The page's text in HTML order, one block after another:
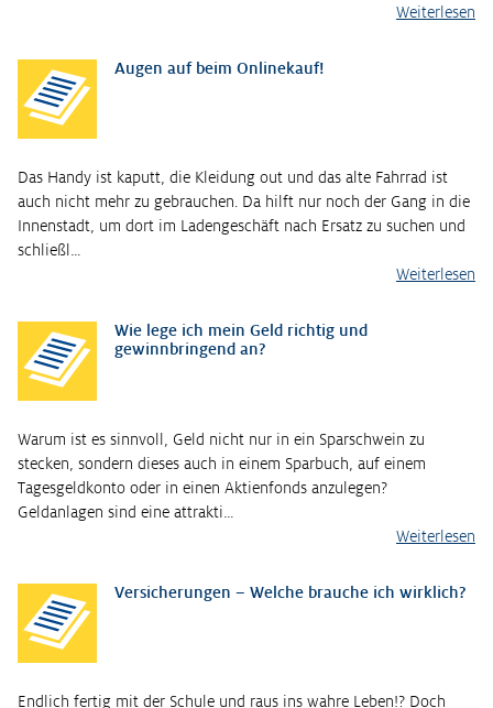
Weiterlesen
Augen auf beim Onlinekauf!
Das Handy ist kaputt, die Kleidung out und das alte Fahrrad ist
auch nicht mehr zu gebrauchen. Da hilft nur noch der Gang in die
Innenstadt, um dort im Ladengeschäft nach Ersatz zu suchen und
schließl…
Weiterlesen
Wie lege ich mein Geld richtig und
gewinnbringend an?
Warum ist es sinnvoll, Geld nicht nur in ein Sparschwein zu
stecken, sondern dieses auch in einem Sparbuch, auf einem
Tagesgeldkonto oder in einen Aktienfonds anzulegen?
Geldanlagen sind eine attrakti…
Weiterlesen
Versicherungen – Welche brauche ich wirklich?
Endlich fertig mit der Schule und raus ins wahre Leben!? Doch